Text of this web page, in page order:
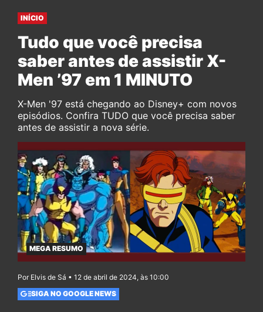
INÍCIO
Tudo que você precisa
saber antes de assistir X-
Men ’97 em 1 MINUTO
X-Men '97 está chegando ao Disney+ com novos
episódios. Confira TUDO que você precisa saber
antes de assistir a nova série.
MEGA RESUMO
Por Elvis de Sá • 12 de abril de 2024, às 10:00
SIGA NO GOOGLE NEWS